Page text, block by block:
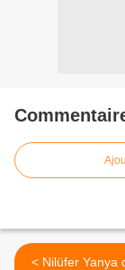
< Nilüfer Yanya dévoile un